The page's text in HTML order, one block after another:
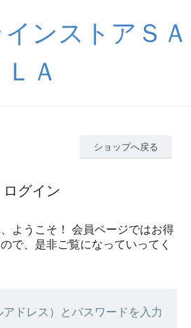
ンストアＳＡ
ＬＡ
ショップへ戻る
ログイン
ようこそ！ 会員ページではお得
で、是非ご覧になっていってく
アドレス）とパスワードを入力